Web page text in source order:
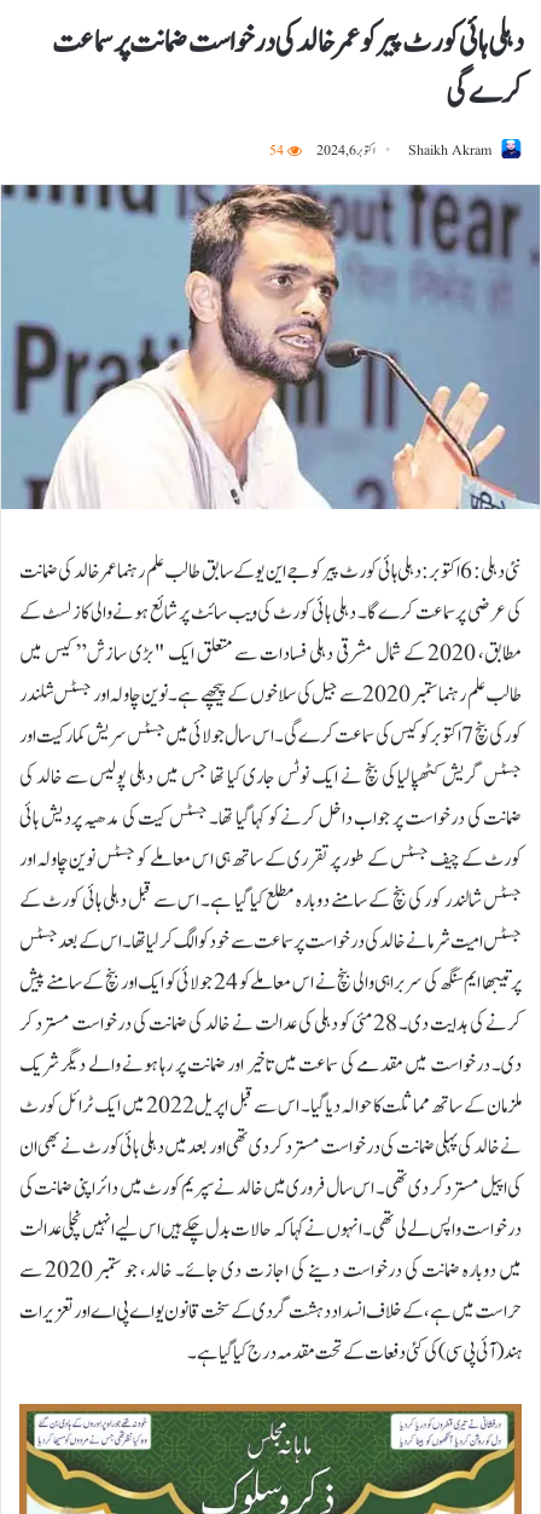
دہلی ہائی کورٹ پیر کو عمر خالد کی درخواست ضمانت پر سماعت
کرے گی
Shaikh Akram اکتوبر 6, 2024 54
نئی دہلی: 6 اکتوبر:دہلی ہائی کورٹ پیر کو جے این یو کے سابق طالب علم رہنما عمر خالد کی ضمانت
کی عرضی پر سماعت کرے گا۔ دہلی ہائی کورٹ کی ویب سائٹ پر شائع ہونے والی کاز لسٹ کے
مطابق، 2020 کے شمال مشرقی دہلی فسادات سے متعلق ایک "بڑی سازش” کیس میں
طالب علم رہنما ستمبر 2020 سے جیل کی سلاخوں کے پیچھے ہے۔ نوین چاولہ اور جسٹس شلندر
کور کی بنچ 7 اکتوبر کو کیس کی سماعت کرے گی۔ اس سال جولائی میں جسٹس سریش کمار کیت اور
جسٹس گریش کٹھپالیا کی بنچ نے ایک نوٹس جاری کیا تھا جس میں دہلی پولیس سے خالد کی
ضمانت کی درخواست پر جواب داخل کرنے کو کہا گیا تھا۔ جسٹس کیت کی مدھیہ پردیش ہائی
کورٹ کے چیف جسٹس کے طور پر تقرری کے ساتھ ہی اس معاملے کو جسٹس نوین چاولہ اور
جسٹس شالندر کور کی بنچ کے سامنے دوبارہ مطلع کیا گیا ہے۔ اس سے قبل دہلی ہائی کورٹ کے
جسٹس امیت شرما نے خالد کی درخواست پر سماعت سے خود کو الگ کر لیا تھا۔ اس کے بعد جسٹس
پرتیبھا ایم سنگھ کی سربراہی والی بنچ نے اس معاملے کو 24 جولائی کو ایک اور بنچ کے سامنے پیش
کرنے کی ہدایت دی۔ 28 مئی کو دہلی کی عدالت نے خالد کی ضمانت کی درخواست مسترد کر
دی۔ درخواست میں مقدمے کی سماعت میں تاخیر اور ضمانت پر رہا ہونے والے دیگر شریک
ملزمان کے ساتھ مماثلت کا حوالہ دیا گیا۔ اس سے قبل اپریل 2022 میں ایک ٹرائل کورٹ
نے خالد کی پہلی ضمانت کی درخواست مسترد کر دی تھی اور بعد میں دہلی ہائی کورٹ نے بھی ان
کی اپیل مسترد کر دی تھی۔ اس سال فروری میں خالد نے سپریم کورٹ میں دائر اپنی ضمانت کی
درخواست واپس لے لی تھی۔ انہوں نے کہا کہ حالات بدل چکے ہیں اس لیے انہیں نچلی عدالت
میں دوبارہ ضمانت کی درخواست دینے کی اجازت دی جائے۔ خالد، جو ستمبر 2020 سے
حراست میں ہے، کے خلاف انسداد دہشت گردی کے سخت قانون یو اے پی اے اور تعزیرات
ہند (آئی پی سی) کی کئی دفعات کے تحت مقدمہ درج کیا گیا ہے۔